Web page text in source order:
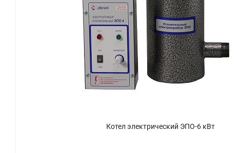
Котел электрический ЭПО-6 кВт